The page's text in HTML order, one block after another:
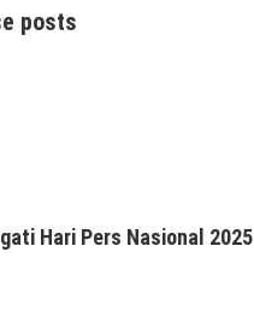
posts
Hari Pers Nasional 2025